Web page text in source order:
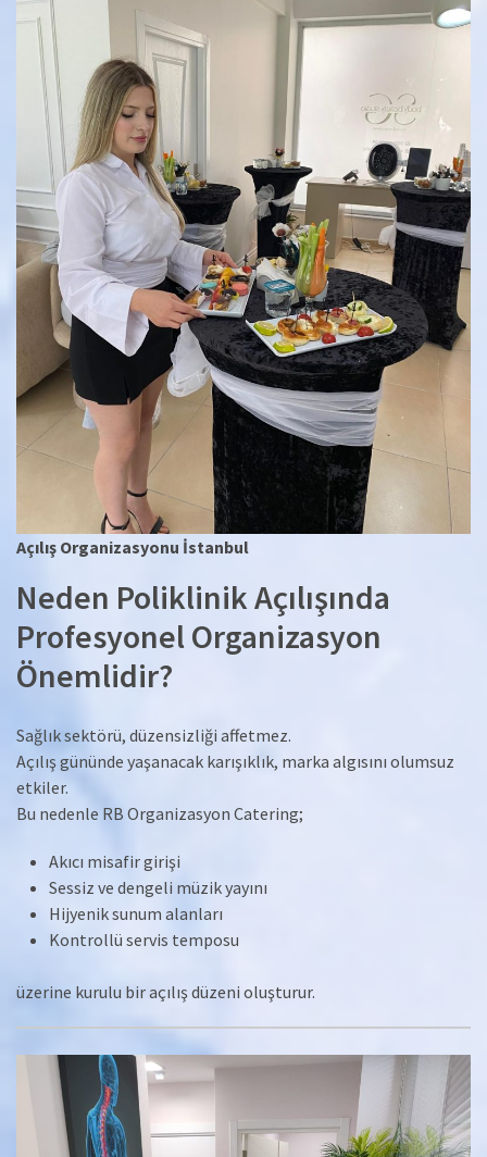
Açılış Organizasyonu İstanbul
Neden Poliklinik Açılışında
Profesyonel Organizasyon
Önemlidir?
Sağlık sektörü, düzensizliği affetmez.
Açılış gününde yaşanacak karışıklık, marka algısını olumsuz
etkiler.
Bu nedenle RB Organizasyon Catering;
Akıcı misafir girişi
Sessiz ve dengeli müzik yayını
Hijyenik sunum alanları
Kontrollü servis temposu
üzerine kurulu bir açılış düzeni oluşturur.